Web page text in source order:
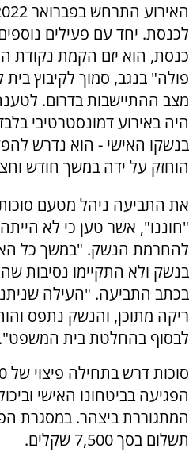
לכנסת. יחד עם פעילים
כנסת, הוא יזם הקמת נקודת
פולה" בנגב, סמוך לקיבוץ
מצב ההתיישבות בדרום.
היה באירוע דמונסטרטיבי
בנשקו האישי - הוא נדרש
הוחזק על ידה במשך חודש
את התביעה ניהל מטעם
"חוננו", אשר טען כי לא
להחרמת הנשק. "במשך כל
בנשק ולא התקיימו נסיבות
בכתב התביעה. "העילה
ריקה מתוכן, והנשק נתפס
לבסוף בהחלטת בית המשפט".
הפגיעה בביטחונו האישי
המתגוררת ביצהר. במסגרת
תשלום בסך 7,500 שקלים.